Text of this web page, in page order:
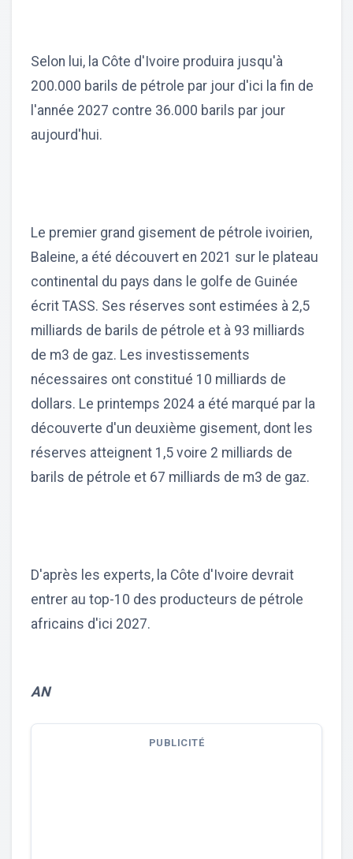
Selon lui, la Côte d'Ivoire produira jusqu'à
200.000 barils de pétrole par jour d'ici la fin de
l'année 2027 contre 36.000 barils par jour
aujourd'hui.
Le premier grand gisement de pétrole ivoirien,
Baleine, a été découvert en 2021 sur le plateau
continental du pays dans le golfe de Guinée
écrit TASS. Ses réserves sont estimées à 2,5
milliards de barils de pétrole et à 93 milliards
de m3 de gaz. Les investissements
nécessaires ont constitué 10 milliards de
dollars. Le printemps 2024 a été marqué par la
découverte d'un deuxième gisement, dont les
réserves atteignent 1,5 voire 2 milliards de
barils de pétrole et 67 milliards de m3 de gaz.
D'après les experts, la Côte d'Ivoire devrait
entrer au top-10 des producteurs de pétrole
africains d'ici 2027.
AN
PUBLICITÉ